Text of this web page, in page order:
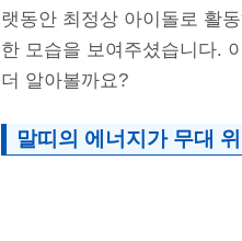
랫동안 최정상 아이돌로 활
한 모습을 보여주셨습니다.
더 알아볼까요?
말띠의 에너지가 무대